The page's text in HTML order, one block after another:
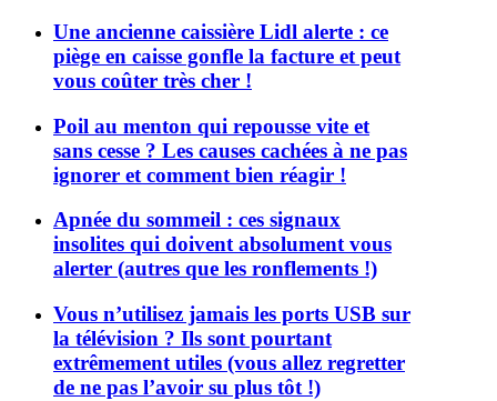
Une ancienne caissière Lidl alerte : ce
piège en caisse gonfle la facture et peut
vous coûter très cher !
Poil au menton qui repousse vite et
sans cesse ? Les causes cachées à ne pas
ignorer et comment bien réagir !
Apnée du sommeil : ces signaux
insolites qui doivent absolument vous
alerter (autres que les ronflements !)
Vous n’utilisez jamais les ports USB sur
la télévision ? Ils sont pourtant
extrêmement utiles (vous allez regretter
de ne pas l’avoir su plus tôt !)